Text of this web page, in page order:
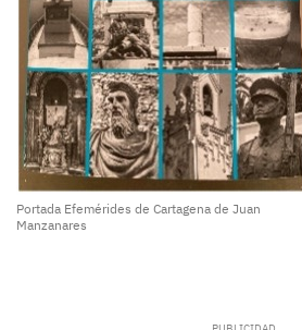
Portada Efemérides de Cartagena de Juan
Manzanares